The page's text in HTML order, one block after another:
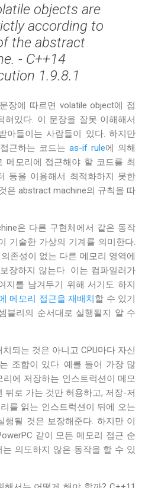
objects are
according to
the abstract
- C++14
1.9.8.1
장에 따르면 volatile object에 접
혀있다. 이 문장을 잘못 이해해서
아들이는 사람들이 있다. 하지만
근하는 코드는 as-if rule에 의해
메모리에 접근해야 할 코드를 최
등을 이용해서 최적화하지 못한
은 abstract machine의 규칙을 따
은 다른 구현체에서 같은 동작
기술한 가상의 기계를 의미한다.
존성이 없는 다른 메모리 영역에
장하지 않는다. 이는 컴파일러가
지를 남겨두기 위해 서기도 하지
메모리 접근을 재배치할 수 있기
블리의 순서대로 실행될지 알 수
되는 것은 아니고 CPU마다 자신
조합이 있다. 예를 들어 가장 많
에 저장하는 인스트럭션이 메모
뒤로 가는 것만 허용하고, 저장-저
를 읽는 인스트럭션이 뒤에 오는
행될 것은 보장해준다. 하지만 이
같이 모든 메모리 접근 순
는 의도하지 않은 동작을 할 수 있